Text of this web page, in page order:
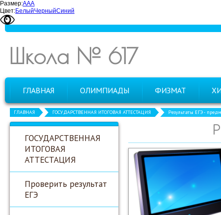
Размер:ААА
Цвет:БелыйЧерныйСиний
Школа № 617
ГЛАВНАЯ ОЛИМПИАДЫ ФИЗМАТ
ГЛАВНАЯ ГОСУДАРСТВЕННАЯ ИТОГОВАЯ АТТЕСТАЦИЯ Результаты ЕГЭ -
ГОСУДАРСТВЕННАЯ
ИТОГОВАЯ
АТТЕСТАЦИЯ
Проверить результат
ЕГЭ